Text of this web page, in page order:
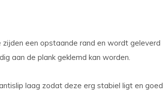
een opstaande rand en wordt geleverd
aan de plank geklemd kan worden.
laag zodat deze erg stabiel ligt en goed